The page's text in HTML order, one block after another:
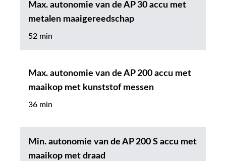
Max. autonomie van de AP 30 accu met
metalen maaigereedschap
52 min
Max. autonomie van de AP 200 accu met
maaikop met kunststof messen
36 min
Min. autonomie van de AP 200 S accu met
maaikop met draad